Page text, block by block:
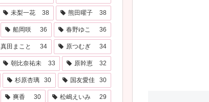
未梨一花 38 熊田曜子 38
船岡咲 36 春野ゆこ 36
真田まこと 34 原つむぎ 34
朝比奈祐未 33 原幹恵 32
杉原杏璃 30 国友愛佳 30
爽香 30 松嶋えいみ 29